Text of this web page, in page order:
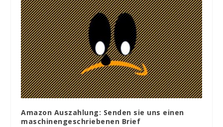
Amazon Auszahlung: Senden sie uns einen
maschinengeschriebenen Brief